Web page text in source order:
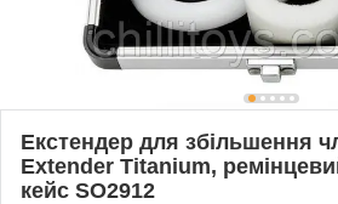
Екстендер для збільшення
Extender Titanium,
кейс SO2912